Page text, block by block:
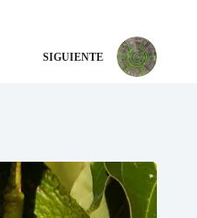
SIGUIENTE